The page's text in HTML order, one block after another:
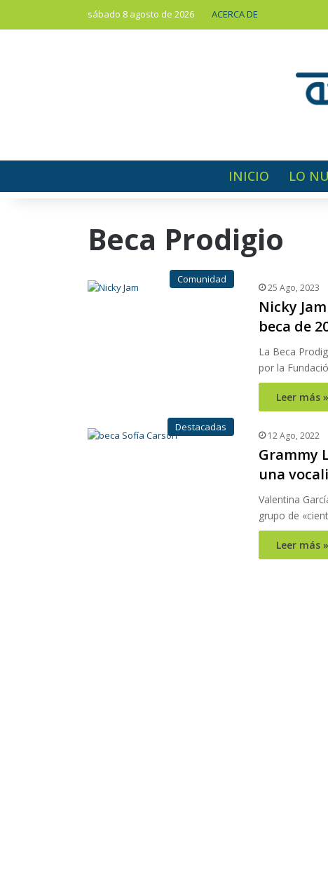
sábado 8 agosto de 2026 ACERCA DE
INICIO LO
Beca Prodigio
Comunidad
25 Ago, 2023
Nicky
beca de
La Beca
por la
Leer más »
Destacadas
12 Ago, 2022
Grammy
una
Valentina
grupo de
Leer más »